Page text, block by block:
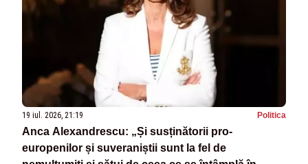
19 iul. 2026, 21:19 Politica
Anca Alexandrescu: „Și susținătorii pro-
europenilor și suveraniștii sunt la fel de